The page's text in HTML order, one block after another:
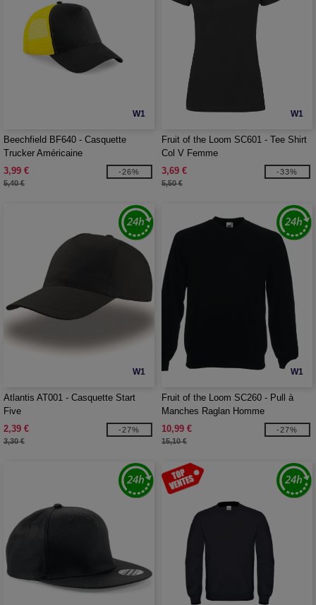
W1
Beechfield BF640 - Casquette
Trucker Américaine
3,99 €
5,40 €
-26%
W1
Fruit of the Loom SC601 - Tee Shirt
Col V Femme
3,69 €
5,50 €
-33%
W1
Atlantis AT001 - Casquette Start
Five
2,39 €
3,30 €
-27%
W1
Fruit of the Loom SC260 - Pull à
Manches Raglan Homme
10,99 €
15,10 €
-27%